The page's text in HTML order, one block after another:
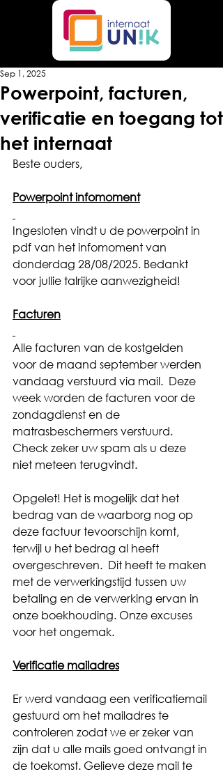
Powerpoint, facturen,
verificatie en toegang tot
het internaat
Sep 1, 2025
Beste ouders,
Powerpoint infomoment
Ingesloten vindt u de powerpoint in
pdf van het infomoment van
donderdag 28/08/2025. Bedankt
voor jullie talrijke aanwezigheid!
Facturen
Alle facturen van de kostgelden
voor de maand september werden
vandaag verstuurd via mail.  Deze
week worden de facturen voor de
zondagdienst en de
matrasbeschermers verstuurd.
Check zeker uw spam als u deze
niet meteen terugvindt.
Opgelet! Het is mogelijk dat het
bedrag van de waarborg nog op
deze factuur tevoorschijn komt,
terwijl u het bedrag al heeft
overgeschreven.  Dit heeft te maken
met de verwerkingstijd tussen uw
betaling en de verwerking ervan in
onze boekhouding. Onze excuses
voor het ongemak.
Verificatie mailadres
Er werd vandaag een verificatiemail
gestuurd om het mailadres te
controleren zodat we er zeker van
zijn dat u alle mails goed ontvangt in
de toekomst. Gelieve deze mail te